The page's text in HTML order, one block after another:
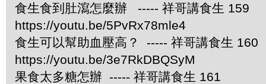
食生食到肚瀉怎麼辦 ----- 祥哥講食生 159
https://youtu.be/5PvRx78mle4
食生可以幫助血壓高？ ----- 祥哥講食生 160
https://youtu.be/3e7RkDBQSyM
果食太多糖怎辦 ----- 祥哥講食生 161